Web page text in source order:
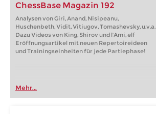
ChessBase Magazin 192
Analysen von Giri, Anand, Nisipeanu,
Huschenbeth, Vidit, Vitiugov, Tomashevsky, u.v.a.
Dazu Videos von King, Shirov und l'Ami, elf
Eröffnungsartikel mit neuen Repertoireideen
und Trainingseinheiten für jede Partiephase!
Mehr...